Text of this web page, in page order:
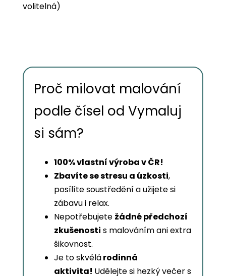
volitelná)
Proč milovat malování
podle čísel od Vymaluj
si sám?
100% vlastní výroba v ČR!
Zbavíte se stresu a úzkosti,
posílíte soustředění a užijete si
zábavu i relax.
Nepotřebujete žádné předchozí
zkušenosti s malováním ani extra
šikovnost.
Je to skvělárodinná
aktivita! Udělejte si hezký večer s